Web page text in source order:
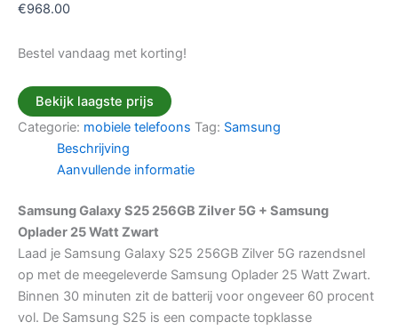
€968.00
Bestel vandaag met korting!
Bekijk laagste prijs
Categorie: mobiele telefoons Tag: Samsung
Beschrijving
Aanvullende informatie
Samsung Galaxy S25 256GB Zilver 5G + Samsung
Oplader 25 Watt Zwart
Laad je Samsung Galaxy S25 256GB Zilver 5G razendsnel
op met de meegeleverde Samsung Oplader 25 Watt Zwart.
Binnen 30 minuten zit de batterij voor ongeveer 60 procent
vol. De Samsung S25 is een compacte topklasse